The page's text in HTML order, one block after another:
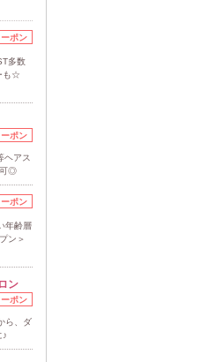
ーポン
多数
も☆
ーポン
ヘアス
可◎
ーポン
年齢層
ン＞
ン
ーポン
ら、ダ
♪